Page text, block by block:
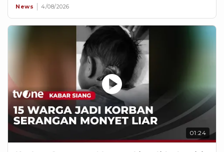
News 4/08/2026
01:24